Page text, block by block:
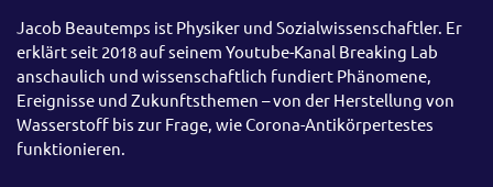
Jacob Beautemps ist Physiker und Sozialwissenschaftler. Er
erklärt seit 2018 auf seinem Youtube-Kanal Breaking Lab
anschaulich und wissenschaftlich fundiert Phänomene,
Ereignisse und Zukunftsthemen – von der Herstellung von
Wasserstoff bis zur Frage, wie Corona-Antikörpertestes
funktionieren.